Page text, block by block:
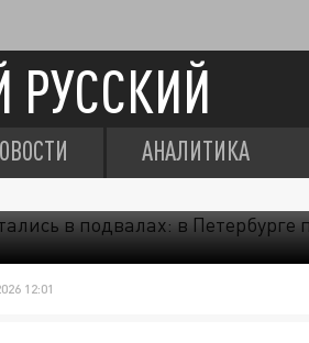
РУССКИЙ
АНАЛИТИКА
12:01